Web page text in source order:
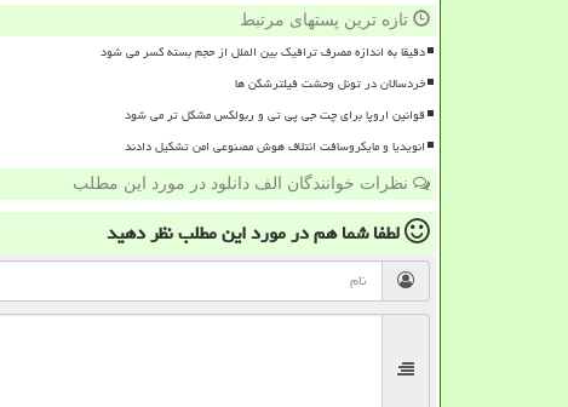
تازه ترین پستهای مرتبط
دقیقا به اندازه مصرف ترافیک بین الملل از حجم بسته کسر می شود
خردسالان در تونل وحشت فیلترشکن ها
قوانین اروپا برای چت جی پی تی و ربولکس مشکل تر می شود
انویدیا و مایکروسافت ائتلاف هوش مصنوعی امن تشکیل دادند
نظرات خوانندگان الف دانلود در مورد این مطلب
لطفا شما همدر مورد این مطلبنظر دهید